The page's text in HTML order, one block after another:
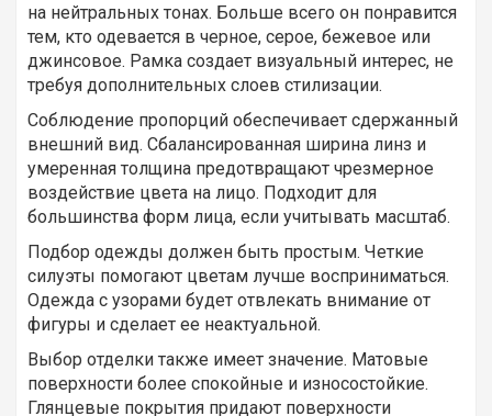
на нейтральных тонах. Больше всего он понравится
тем, кто одевается в черное, серое, бежевое или
джинсовое. Рамка создает визуальный интерес, не
требуя дополнительных слоев стилизации.
Соблюдение пропорций обеспечивает сдержанный
внешний вид. Сбалансированная ширина линз и
умеренная толщина предотвращают чрезмерное
воздействие цвета на лицо. Подходит для
большинства форм лица, если учитывать масштаб.
Подбор одежды должен быть простым. Четкие
силуэты помогают цветам лучше восприниматься.
Одежда с узорами будет отвлекать внимание от
фигуры и сделает ее неактуальной.
Выбор отделки также имеет значение. Матовые
поверхности более спокойные и износостойкие.
Глянцевые покрытия придают поверхности